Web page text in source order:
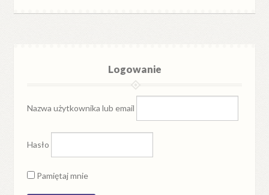
Logowanie
Nazwa użytkownika lub email
Hasło
Pamiętaj mnie